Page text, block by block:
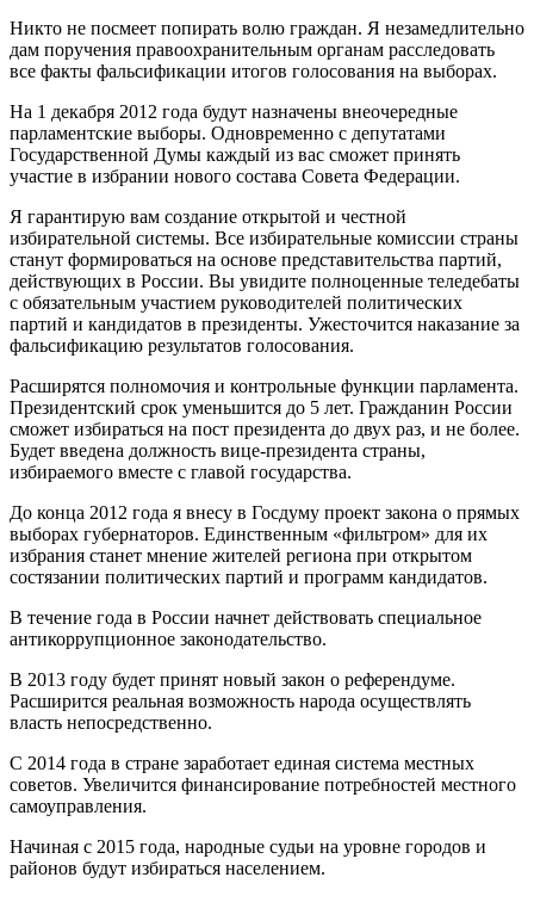
Никто не посмеет попирать волю граждан. Я незамедлительно
дам поручения правоохранительным органам расследовать
все факты фальсификации итогов голосования на выборах.
На 1 декабря 2012 года будут назначены внеочередные
парламентские выборы. Одновременно с депутатами
Государственной Думы каждый из вас сможет принять
участие в избрании нового состава Совета Федерации.
Я гарантирую вам создание открытой и честной
избирательной системы. Все избирательные комиссии страны
станут формироваться на основе представительства партий,
действующих в России. Вы увидите полноценные теледебаты
с обязательным участием руководителей политических
партий и кандидатов в президенты. Ужесточится наказание за
фальсификацию результатов голосования.
Расширятся полномочия и контрольные функции парламента.
Президентский срок уменьшится до 5 лет. Гражданин России
сможет избираться на пост президента до двух раз, и не более.
Будет введена должность вице-президента страны,
избираемого вместе с главой государства.
До конца 2012 года я внесу в Госдуму проект закона о прямых
выборах губернаторов. Единственным «фильтром» для их
избрания станет мнение жителей региона при открытом
состязании политических партий и программ кандидатов.
В течение года в России начнет действовать специальное
антикоррупционное законодательство.
В 2013 году будет принят новый закон о референдуме.
Расширится реальная возможность народа осуществлять
власть непосредственно.
С 2014 года в стране заработает единая система местных
советов. Увеличится финансирование потребностей местного
самоуправления.
Начиная с 2015 года, народные судьи на уровне городов и
районов будут избираться населением.